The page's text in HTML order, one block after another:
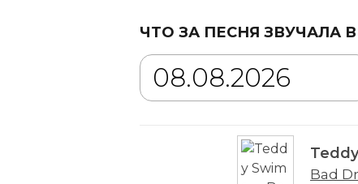
ЧТО ЗА ПЕСНЯ ЗВУЧАЛА
Bad